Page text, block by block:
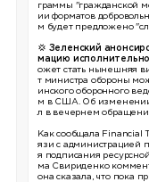
граммы "гражданской
ии форматов
м будет предложено
💢 Зеленский
мацию
ожет стать нынешняя
т министра обороны
инского оборонного
м в США. Об изменении
л в вечернем
Как сообщала Financial
язи с администрацией
я подписания
ма Свириденко
она сказала, что пока